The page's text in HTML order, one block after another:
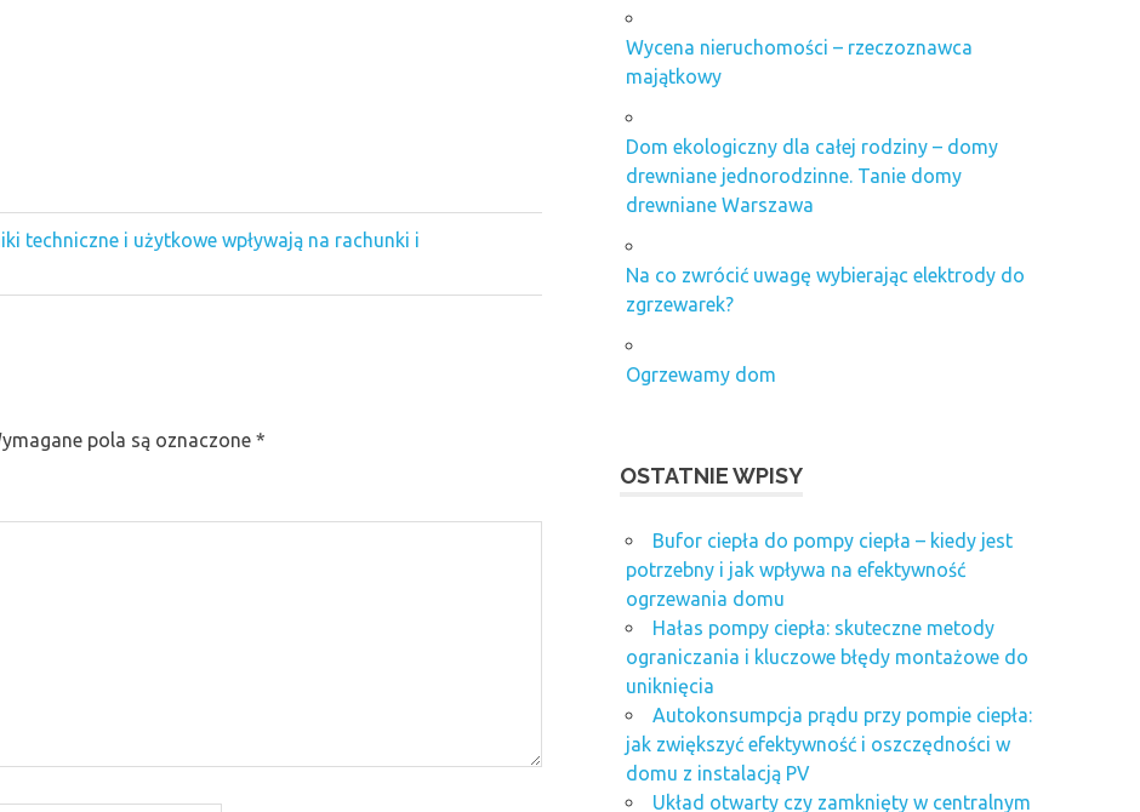
techniczne i użytkowe wpływają na rachunki i
pola są oznaczone *
Wycena nieruchomości – rzeczoznawca
majątkowy
Dom ekologiczny dla całej rodziny – domy
drewniane jednorodzinne. Tanie domy
drewniane Warszawa
Na co zwrócić uwagę wybierając elektrody do
zgrzewarek?
Ogrzewamy dom
OSTATNIE WPISY
Bufor ciepła do pompy ciepła – kiedy jest
potrzebny i jak wpływa na efektywność
ogrzewania domu
Hałas pompy ciepła: skuteczne metody
ograniczania i kluczowe błędy montażowe do
uniknięcia
Autokonsumpcja prądu przy pompie ciepła:
jak zwiększyć efektywność i oszczędności w
domu z instalacją PV
Układ otwarty czy zamknięty w centralnym